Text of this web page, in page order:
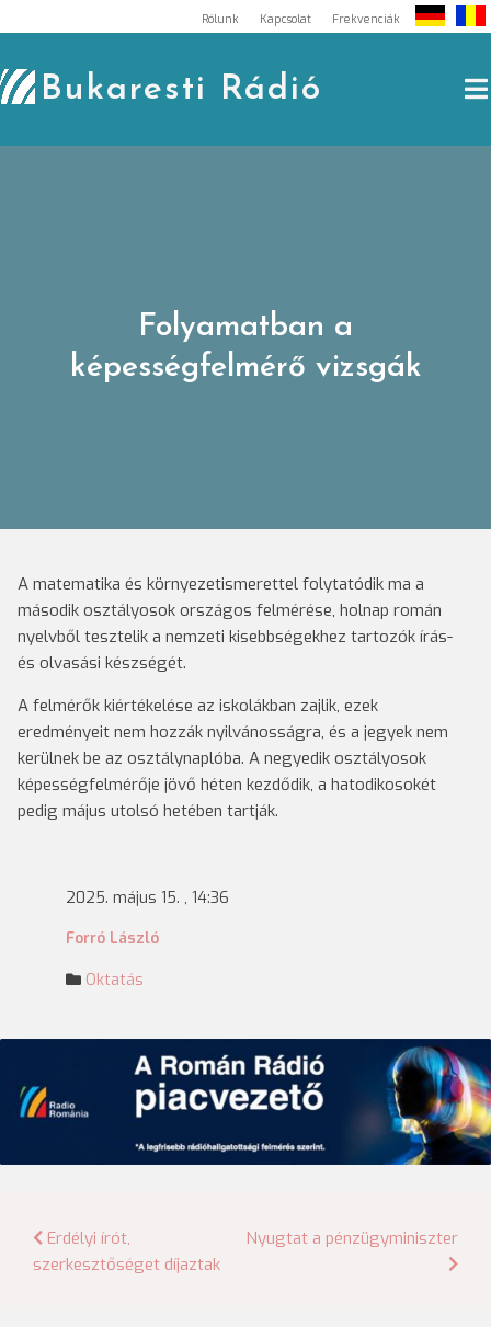
to
content
Rólunk Kapcsolat Frekvenciák
Bukaresti Rádió
Folyamatban a
képességfelmérő vizsgák
A matematika és környezetismerettel folytatódik ma a
második osztályosok országos felmérése, holnap román
nyelvből tesztelik a nemzeti kisebbségekhez tartozók írás-
és olvasási készségét.
A felmérők kiértékelése az iskolákban zajlik, ezek
eredményeit nem hozzák nyilvánosságra, és a jegyek nem
kerülnek be az osztálynaplóba. A negyedik osztályosok
képességfelmérője jövő héten kezdődik, a hatodikosokét
pedig május utolsó hetében tartják.
2025. május 15. , 14:36
Forró László
Oktatás
Bejegyzés
navigáció
Erdélyi írót,
szerkesztőséget díjaztak
Nyugtat a pénzügyminiszter